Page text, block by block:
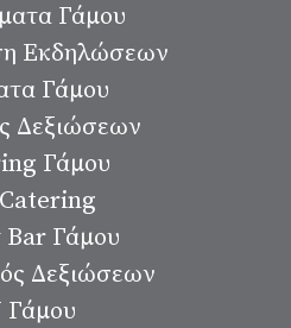
Γάμου
Εκδηλώσεων
Γάμου
Δεξιώσεων
Γάμου
Bar Γάμου
Δεξιώσεων
Γάμου